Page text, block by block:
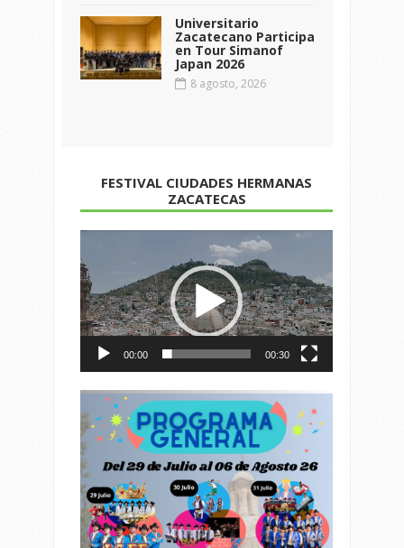
Universitario
Zacatecano Participa
en Tour Simanof
Japan 2026
8 agosto, 2026
FESTIVAL CIUDADES HERMANAS
ZACATECAS
de
vídeo
00:00 00:30